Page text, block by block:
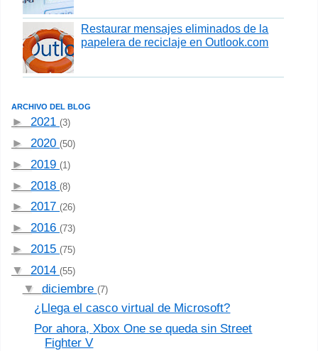
Restaurar mensajes eliminados de la
papelera de reciclaje en Outlook.com
ARCHIVO DEL BLOG
► 2021 (3)
► 2020 (50)
► 2019 (1)
► 2018 (8)
► 2017 (26)
► 2016 (73)
► 2015 (75)
▼ 2014 (55)
▼ diciembre (7)
¿Llega el casco virtual de Microsoft?
Por ahora, Xbox One se queda sin Street
Fighter V